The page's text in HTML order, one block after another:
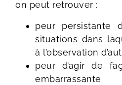
on peut retrouver :
peur persistante
situations dans
à l’observation
peur d’agir de
embarrassante